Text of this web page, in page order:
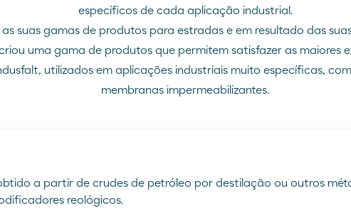
específicos de cada aplicação industrial.
suas gamas de produtos para estradas e em resultado das
uma gama de produtos que permitem satisfazer as maiores
utilizados em aplicações industriais muito específicas,
membranas impermeabilizantes.
a partir de crudes de petróleo por destilação ou outros
reológicos.